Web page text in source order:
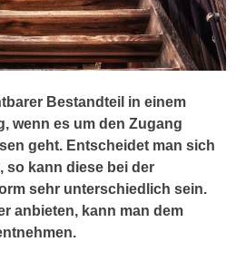
Bestandteil in einem
wenn es um den Zugang
geht. Entscheidet man sich
so kann diese bei der
sehr unterschiedlich sein.
anbieten, kann man dem